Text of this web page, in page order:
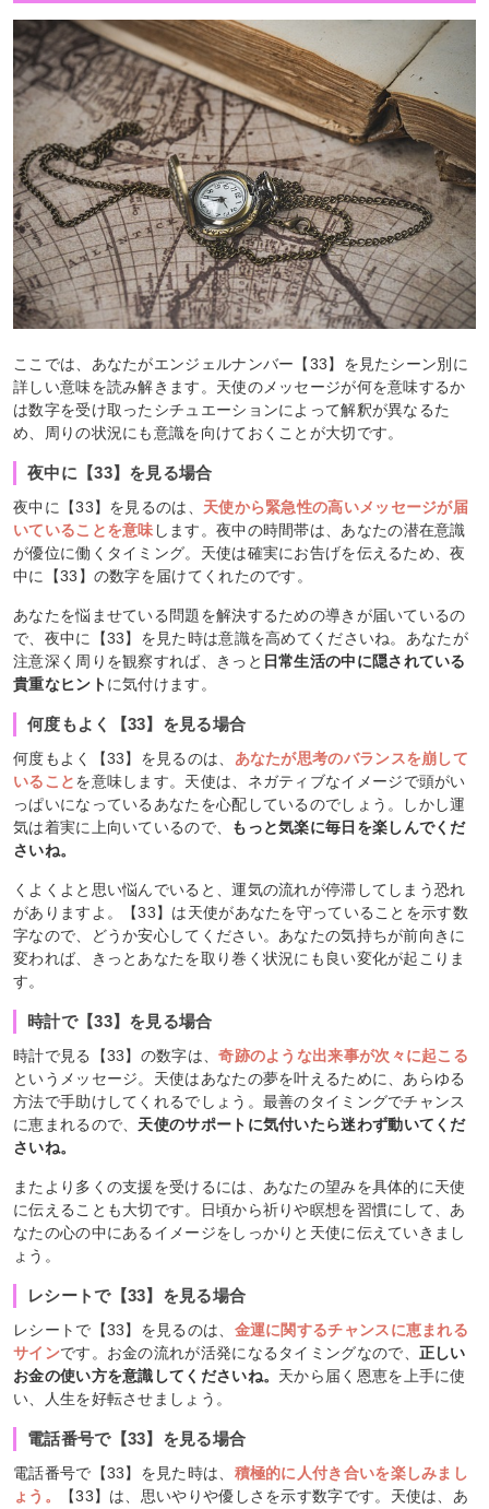
ここでは、あなたがエンジェルナンバー【33】を見たシーン別に
詳しい意味を読み解きます。天使のメッセージが何を意味するか
は数字を受け取ったシチュエーションによって解釈が異なるた
め、周りの状況にも意識を向けておくことが大切です。
夜中に【33】を見る場合
夜中に【33】を見るのは、 天使から緊急性の高いメッセージが届
いていることを意味 します。夜中の時間帯は、あなたの潜在意識
が優位に働くタイミング。天使は確実にお告げを伝えるため、夜
中に【33】の数字を届けてくれたのです。
あなたを悩ませている問題を解決するための導きが届いているの
で、夜中に【33】を見た時は意識を高めてくださいね。あなたが
注意深く周りを観察すれば、きっと 日常生活の中に隠されている
貴重なヒントに気付けます。
何度もよく【33】を見る場合
何度もよく【33】を見るのは、 あなたが思考のバランスを崩して
いることを意味します。天使は、ネガティブなイメージで頭がい
っぱいになっているあなたを心配しているのでしょう。しかし運
気は着実に上向いているので、
もっと気楽に毎日を楽しんでくだ
さいね。
くよくよと思い悩んでいると、運気の流れが停滞してしまう恐れ
がありますよ。【33】は天使があなたを守っていることを示す数
字なので、どうか安心してください。あなたの気持ちが前向きに
変われば、きっとあなたを取り巻く状況にも良い変化が起こりま
す。
時計で【33】を見る場合
時計で見る【33】の数字は、奇跡のような出来事が次々に起こる
というメッセージ。天使はあなたの夢を叶えるために、あらゆる
方法で手助けしてくれるでしょう。最善のタイミングでチャンス
に恵まれるので、 天使のサポートに気付いたら迷わず動いてくだ
さいね。
またより多くの支援を受けるには、あなたの望みを具体的に天使
に伝えることも大切です。日頃から祈りや瞑想を習慣にして、あ
なたの心の中にあるイメージをしっかりと天使に伝えていきまし
ょう。
レシートで【33】を見る場合
レシートで【33】を見るのは、 金運に関するチャンスに恵まれる
サインです。お金の流れが活発になるタイミングなので、 正しい
お金の使い方を意識してくださいね。 天から届く恩恵を上手に使
い、人生を好転させましょう。
電話番号で【33】を見る場合
電話番号で【33】を見た時は、 積極的に人付き合いを楽しみまし
ょう。
【33】は、思いやりや優しさを示す数字です。天使は、あ